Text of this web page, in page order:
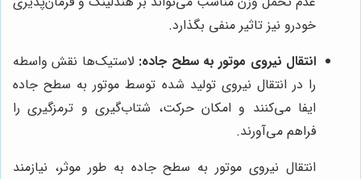
خودرو نیز تاثیر منفی بگذارد.
انتقال نیروی موتور به سطح جاده: لاستیک‌ها نقش واسطه
را در انتقال نیروی تولید شده توسط موتور به سطح جاده
ایفا می‌کنند و امکان حرکت، شتاب‌گیری و ترمزگیری را
فراهم می‌آورند.
انتقال نیروی موتور به سطح جاده به طور موثر، نیازمند